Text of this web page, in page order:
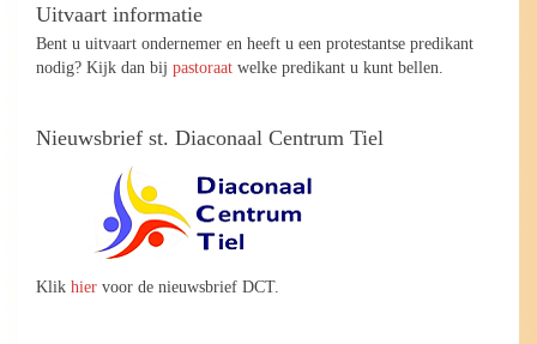
Uitvaart informatie
Bent u uitvaart ondernemer en heeft u een protestantse predikant
nodig? Kijk dan bij pastoraat welke predikant u kunt bellen.
Nieuwsbrief st. Diaconaal Centrum Tiel
Klik hier voor de nieuwsbrief DCT.